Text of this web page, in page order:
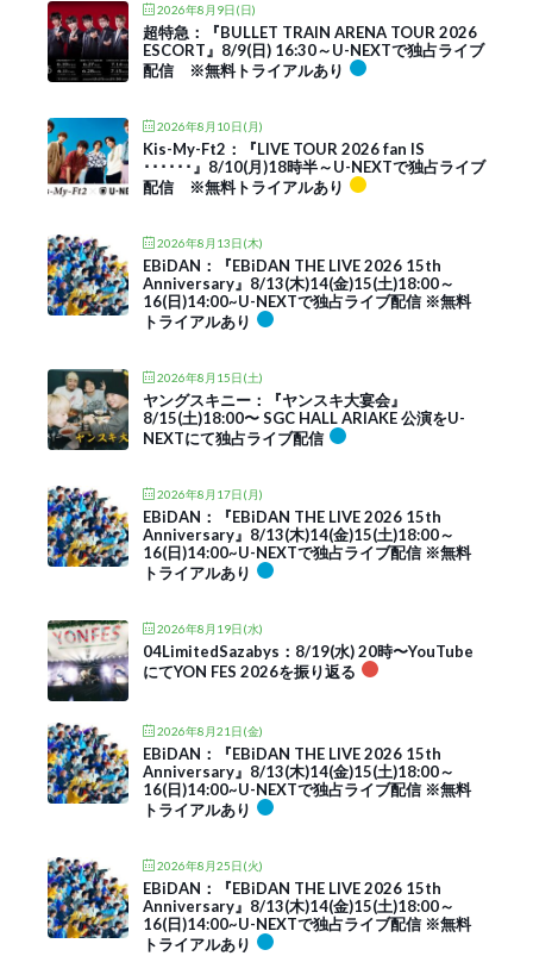
2026年8月9日(日)
超特急：『BULLET TRAIN ARENA TOUR 2026
ESCORT』8/9(日) 16:30～U-NEXTで独占ライブ
配信 ※無料トライアルあり
2026年8月10日(月)
Kis-My-Ft2：『LIVE TOUR 2026 fan IS
･･････』8/10(月)18時半～U-NEXTで独占ライブ
配信 ※無料トライアルあり
2026年8月13日(木)
EBiDAN：『EBiDAN THE LIVE 2026 15th
Anniversary』8/13(木)14(金)15(土)18:00～
16(日)14:00~U-NEXTで独占ライブ配信 ※無料
トライアルあり
2026年8月15日(土)
ヤングスキニー：『ヤンスキ大宴会』
8/15(土)18:00〜 SGC HALL ARIAKE 公演をU-
NEXTにて独占ライブ配信
2026年8月17日(月)
EBiDAN：『EBiDAN THE LIVE 2026 15th
Anniversary』8/13(木)14(金)15(土)18:00～
16(日)14:00~U-NEXTで独占ライブ配信 ※無料
トライアルあり
2026年8月19日(水)
04LimitedSazabys：8/19(水) 20時〜YouTube
にてYON FES 2026を振り返る
2026年8月21日(金)
EBiDAN：『EBiDAN THE LIVE 2026 15th
Anniversary』8/13(木)14(金)15(土)18:00～
16(日)14:00~U-NEXTで独占ライブ配信 ※無料
トライアルあり
2026年8月25日(火)
EBiDAN：『EBiDAN THE LIVE 2026 15th
Anniversary』8/13(木)14(金)15(土)18:00～
16(日)14:00~U-NEXTで独占ライブ配信 ※無料
トライアルあり